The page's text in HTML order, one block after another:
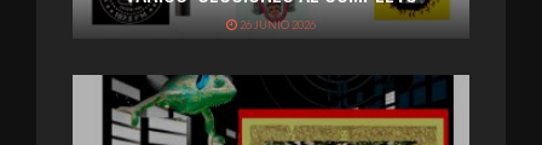
26 JUNIO 2026